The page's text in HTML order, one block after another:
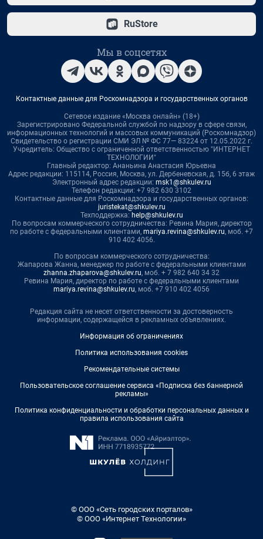
RuStore
Мы в соцсетях
Контактные данные для Роскомнадзора и государственных органов
Сетевое издание «Москва онлайн» (18+)
Зарегистрировано Федеральной службой по надзору в сфере связи,
информационных технологий и массовых коммуникаций (Роскомнадзор)
Свидетельство о регистрации СМИ ЭЛ № ФС 77— 83224 от 12.05.2022 г.
Учредитель: Общество с ограниченной ответственностью "ИНТЕРНЕТ
ТЕХНОЛОГИИ"
Главный редактор: Ананьина Анастасия Юрьевна
Адрес редакции: 115114, Россия, Москва, ул. Дербеневская, д. 15б, 6 этаж
Электронный адрес редакции: msk1@shkulev.ru
Телефон редакции: +7 982 630 3102
Контактные данные для Роскомнадзора и государственных органов:
juristekat@shkulev.ru
Техподдержка: help@shkulev.ru
По вопросам коммерческого сотрудничества: Ревина Мария, директор
по работе с федеральными клиентами, mariya.revina@shkulev.ru, моб. +7
910 402 4056.
По вопросам коммерческого сотрудничества:
Жапарова Жанна, менеджер по работе с федеральными клиентами
zhanna.zhaparova@shkulev.ru, моб. + 7 982 640 34 32
Ревина Мария, директор по работе с федеральными клиентами
mariya.revina@shkulev.ru, моб. +7 910 402 4056
Редакция сайта не несет ответственности за достоверность
информации, содержащейся в рекламных объявлениях.
Информация об ограничениях
Политика использования cookies
Рекомендательные системы
Пользовательское соглашение сервиса «Подписка без баннерной
рекламы»
Политика конфиденциальности и обработки персональных данных и
правила использования сайта
© ООО «Сеть городских порталов»
© ООО «Интернет Технологии»